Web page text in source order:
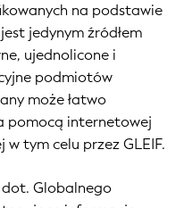
na podstawie
jedynym źródłem
ujednolicone i
podmiotów
może łatwo
pomocą internetowej
tym celu przez GLEIF.
Globalnego